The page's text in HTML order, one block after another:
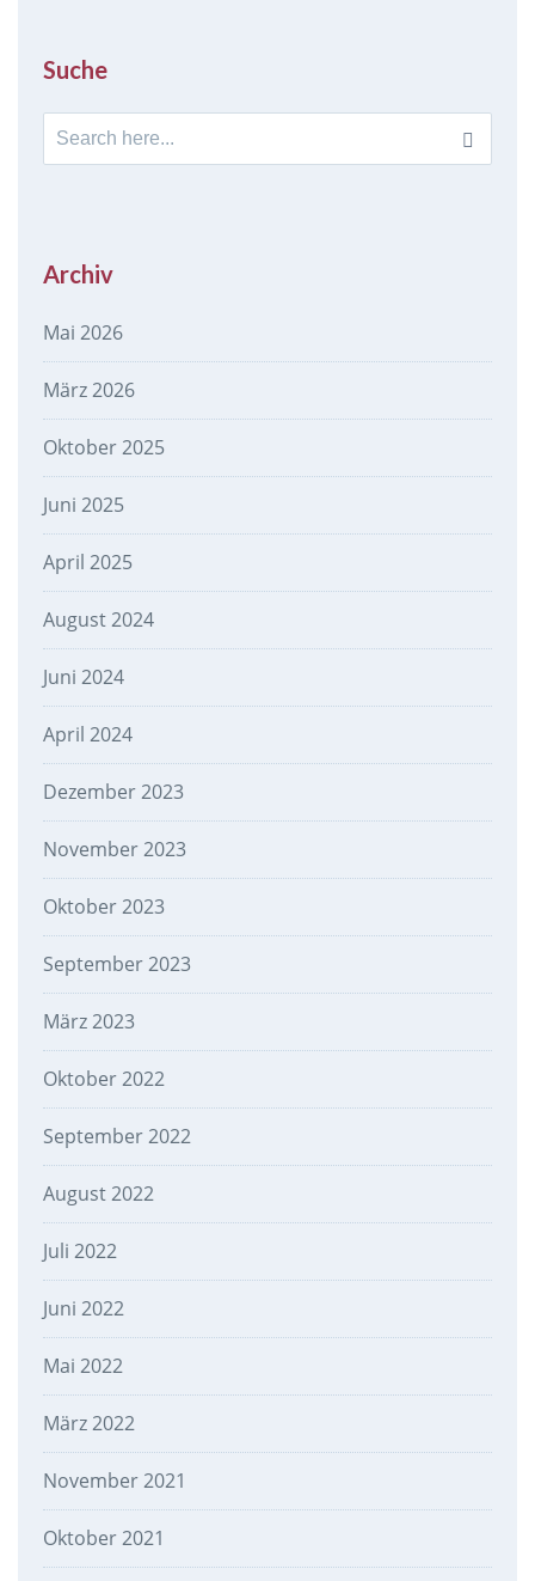
Suche
Search
for:
Archiv
Mai 2026
März 2026
Oktober 2025
Juni 2025
April 2025
August 2024
Juni 2024
April 2024
Dezember 2023
November 2023
Oktober 2023
September 2023
März 2023
Oktober 2022
September 2022
August 2022
Juli 2022
Juni 2022
Mai 2022
März 2022
November 2021
Oktober 2021